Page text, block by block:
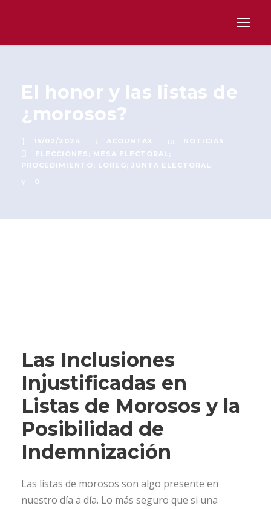
El honor y las listas de
¿morosos?
15/02/2024 ACOUNTAX
NOTICIAS
ELECCIONES; MESA ELECTORAL;
PROCEDIMIENTO; LOREG; JUNTA ELECTORAL
0
Las Inclusiones
Injustificadas en
Listas de Morosos y la
Posibilidad de
Indemnización
Las listas de morosos son algo presente en
nuestro día a día. Lo más seguro que si una